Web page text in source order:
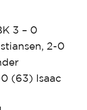
3 – 0
2-0
(63) Isaac